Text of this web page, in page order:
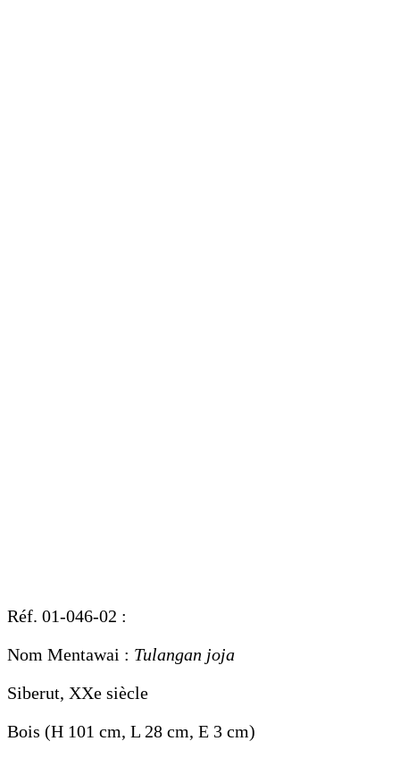
Réf. 01-046-02 :
Nom Mentawai : Tulangan joja
Siberut, XXe siècle
Bois (H 101 cm, L 28 cm, E 3 cm)